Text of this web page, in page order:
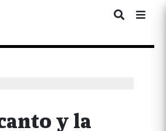
y la